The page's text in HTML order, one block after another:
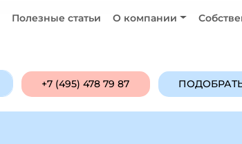
Полезные статьи О компании
+7 (495) 478 79 87